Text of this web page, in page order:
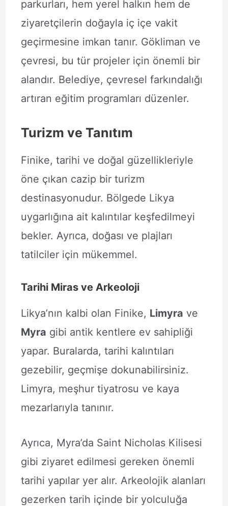
parkurları, hem yerel halkın hem de
ziyaretçilerin doğayla iç içe vakit
geçirmesine imkan tanır. Gökliman ve
çevresi, bu tür projeler için önemli bir
alandır. Belediye, çevresel farkındalığı
artıran eğitim programları düzenler.
Turizm ve Tanıtım
Finike, tarihi ve doğal güzellikleriyle
öne çıkan cazip bir turizm
destinasyonudur. Bölgede Likya
uygarlığına ait kalıntılar keşfedilmeyi
bekler. Ayrıca, doğası ve plajları
tatilciler için mükemmel.
Tarihi Miras ve Arkeoloji
Likya’nın kalbi olan Finike, Limyra ve
Myra gibi antik kentlere ev sahipliği
yapar. Buralarda, tarihi kalıntıları
gezebilir, geçmişe dokunabilirsiniz.
Limyra, meşhur tiyatrosu ve kaya
mezarlarıyla tanınır.
Ayrıca, Myra’da Saint Nicholas Kilisesi
gibi ziyaret edilmesi gereken önemli
tarihi yapılar yer alır. Arkeolojik alanları
gezerken tarih içinde bir yolculuğa